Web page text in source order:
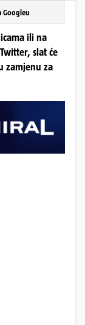
Googleu
ili na
slat će
zamjenu za